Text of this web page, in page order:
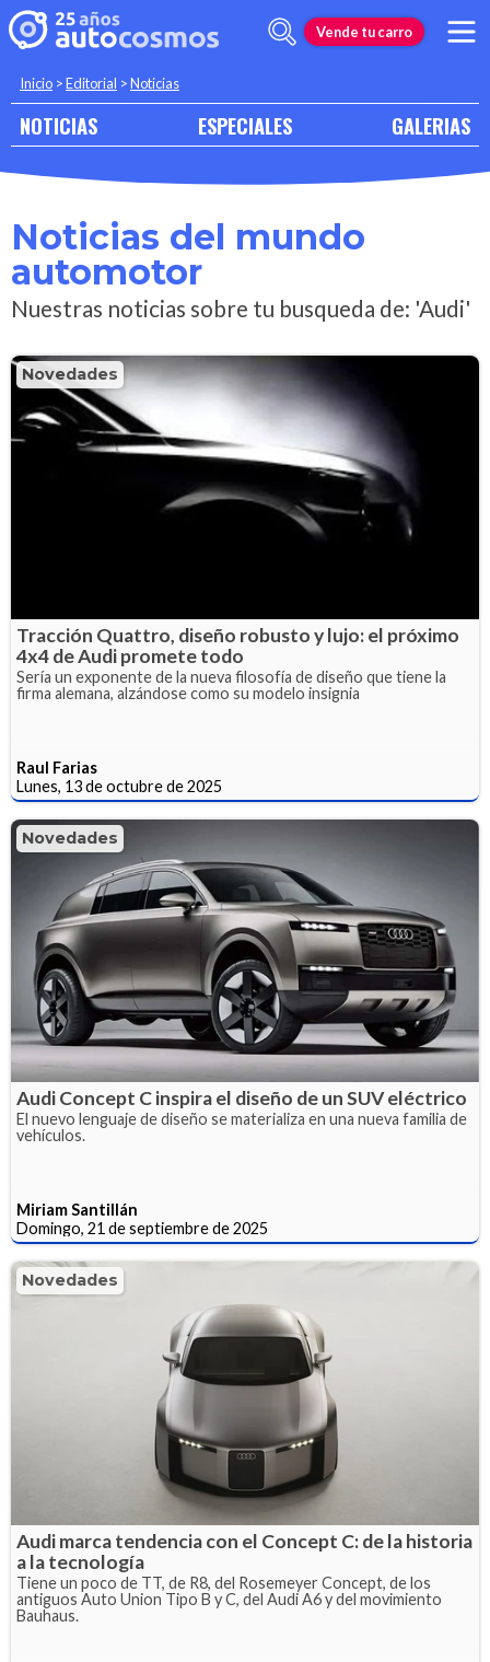
Vende tu carro
Inicio >Editorial >Noticias
NOTICIAS ESPECIALES GALERIAS
Noticias del mundo
automotor
Nuestras noticias sobre tu busqueda de: 'Audi'
Novedades
Tracción Quattro, diseño robusto y lujo: el próximo
4x4 de Audi promete todo
Sería un exponente de la nueva filosofía de diseño que tiene la
firma alemana, alzándose como su modelo insignia
Raul Farias
Lunes, 13 de octubre de 2025
Novedades
Audi Concept C inspira el diseño de un SUV eléctrico
El nuevo lenguaje de diseño se materializa en una nueva familia de
vehículos.
Miriam Santillán
Domingo, 21 de septiembre de 2025
Novedades
Audi marca tendencia con el Concept C: de la historia
a la tecnología
Tiene un poco de TT, de R8, del Rosemeyer Concept, de los
antiguos Auto Union Tipo B y C, del Audi A6 y del movimiento
Bauhaus.